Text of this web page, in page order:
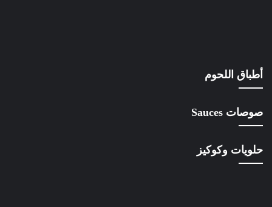
أطباق اللحوم
صوصات Sauces
حلويات وكوكيز